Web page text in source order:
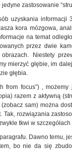
zastosowanie
uzyskania informacji
kora mózgowa,
na temat
przez dwie
Niestety
mierzyć głębie, im
głębia.
from focus”) ,
razem z aktywną
(zobacz sam) można
Tak, rozwiązania
tkwi w
Dawno temu,
bo nie da się